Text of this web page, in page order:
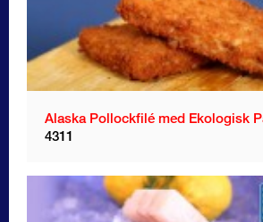
Alaska Pollockfilé med Ekologisk
4311